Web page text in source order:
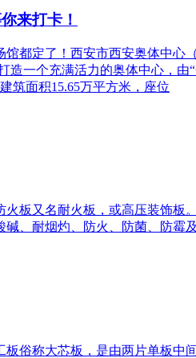
来打卡！
都定了！西安市西安奥体中
一个充满活力的奥体中心，
筑面积15.65万平方米，座位
板又名耐火板，或高压装饰
、耐烟灼、防火、防菌、防
俗称大芯板，是由两片单板中